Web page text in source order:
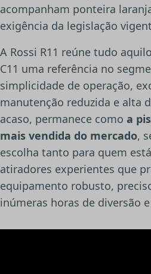
acompanham ponteira
exigência da legislação
A Rossi R11 reúne tudo
C11 uma referência no
simplicidade de operação,
manutenção reduzida e alta
acaso, permanece como a
mais vendida do mercado,
escolha tanto para quem
atiradores experientes que
equipamento robusto,
inúmeras horas de diversão